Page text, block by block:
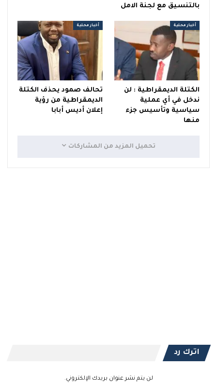
بالتنسيق مع لجنة الامل
أخبار محلية
الكتلة الديمقراطية : لن
ندخل في أي عملية
سياسية وتأسيس جزء
منها
أخبار محلية
تحالف صمود يحذف الكتلة
الديمقراطية من رؤية
إعلان أديس أبابا
تحميل المزيد من المشاركات
اترك رد
لن يتم نشر عنوان بريدك الإلكتروني.